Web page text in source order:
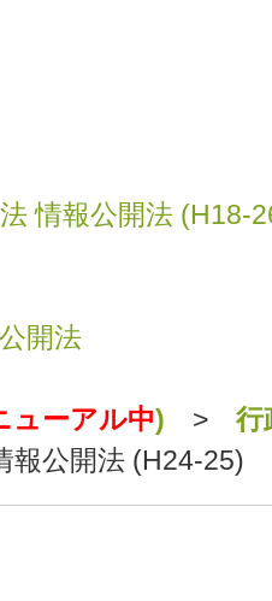
情報公開法 (H18-
開法
ューアル中) > 行
公開法 (H24-25)